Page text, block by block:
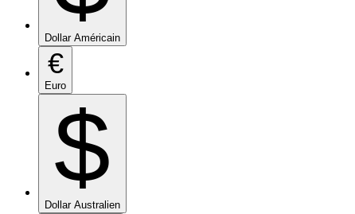
Dollar Américain
€
Euro
$
Dollar Australien